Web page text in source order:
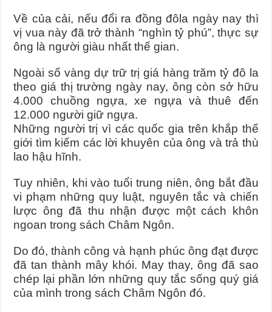
Về của cải, nếu đổi ra đồng đôla ngày nay thì
vị vua này đã trở thành “nghìn tỷ phú”, thực sự
ông là người giàu nhất thế gian.
Ngoài số vàng dự trữ trị giá hàng trăm tỷ đô la
theo giá thị trường ngày nay, ông còn sở hữu
4.000 chuồng ngựa, xe ngựa và thuê đến
12.000 người giữ ngựa.
Những người trị vì các quốc gia trên khắp thế
giới tìm kiếm các lời khuyên của ông và trả thù
lao hậu hĩnh.
Tuy nhiên, khi vào tuổi trung niên, ông bắt đầu
vi phạm những quy luật, nguyên tắc và chiến
lược ông đã thu nhận được một cách khôn
ngoan trong sách Châm Ngôn.
Do đó, thành công và hạnh phúc ông đạt được
đã tan thành mây khói. May thay, ông đã sao
chép lại phần lớn những quy tắc sống quý giá
của mình trong sách Châm Ngôn đó.